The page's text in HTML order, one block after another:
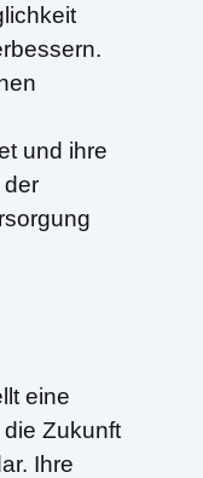
und ihre
der
eine
Zukunft
Ihre